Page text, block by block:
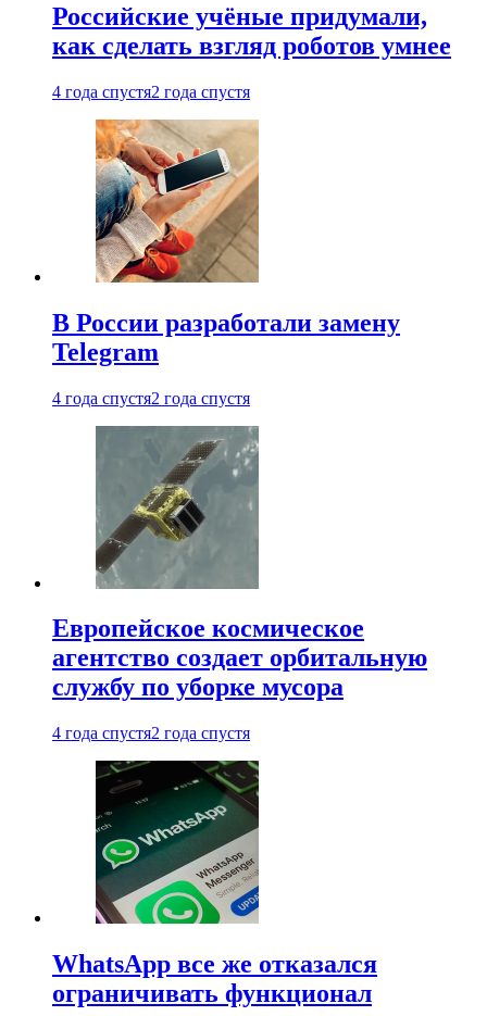
Российские учёные придумали,
как сделать взгляд роботов умнее
4 года спустя2 года спустя
В России разработали замену
Telegram
4 года спустя2 года спустя
Европейское космическое
агентство создает орбитальную
службу по уборке мусора
4 года спустя2 года спустя
WhatsApp все же отказался
ограничивать функционал